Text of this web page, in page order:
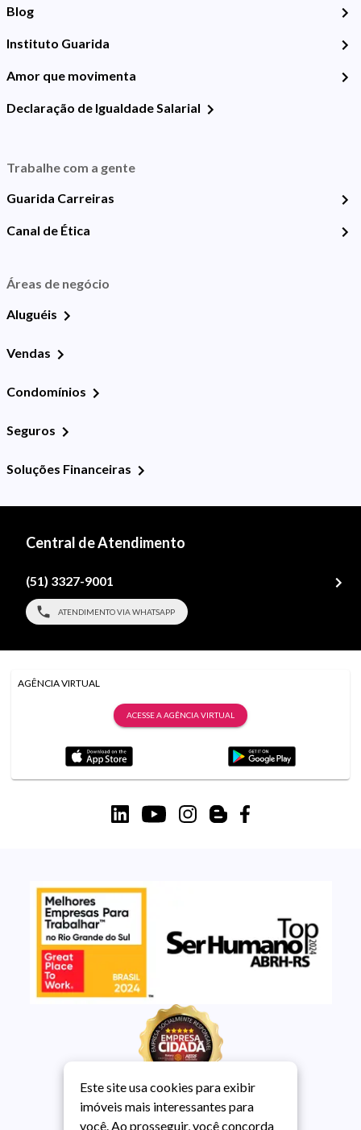
Blog
Instituto Guarida
Amor que movimenta
Declaração de Igualdade Salarial
Trabalhe com a gente
Guarida Carreiras
Canal de Ética
Áreas de negócio
Aluguéis
Vendas
Condomínios
Seguros
Soluções Financeiras
Central de Atendimento
(51) 3327-9001
ATENDIMENTO VIA WHATSAPP
AGÊNCIA VIRTUAL
ACESSE A AGÊNCIA VIRTUAL
Este site usa cookies para exibir
imóveis mais interessantes para
você. Ao prosseguir, você concorda